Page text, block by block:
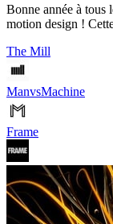
Bonne année à tous
motion design !
The Mill
ManvsMachine
Frame